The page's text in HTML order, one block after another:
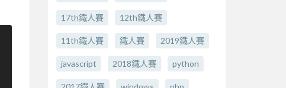
17th鐵人賽 12th鐵人賽
11th鐵人賽 鐵人賽 2019鐵人賽
javascript 2018鐵人賽 python